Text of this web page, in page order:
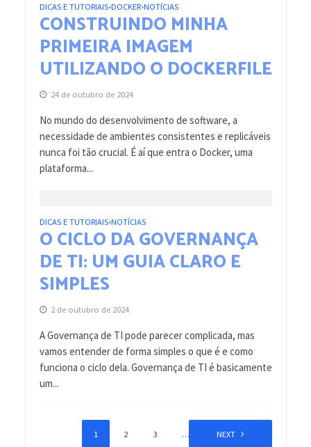
DICAS E TUTORIAIS•DOCKER•NOTÍCIAS
CONSTRUINDO MINHA
PRIMEIRA IMAGEM
UTILIZANDO O DOCKERFILE
24 de outubro de 2024
No mundo do desenvolvimento de software, a
necessidade de ambientes consistentes e replicáveis
nunca foi tão crucial. É aí que entra o Docker, uma
plataforma...
DICAS E TUTORIAIS•NOTÍCIAS
O CICLO DA GOVERNANÇA
DE TI: UM GUIA CLARO E
SIMPLES
2 de outubro de 2024
A Governança de TI pode parecer complicada, mas
vamos entender de forma simples o que é e como
funciona o ciclo dela. Governança de TI é basicamente
um...
1 2 3 … 15NEXT